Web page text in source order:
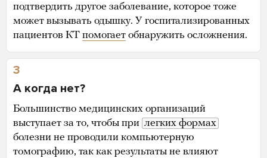
подтвердить другое заболевание, которое тоже
может вызывать одышку. У госпитализированных
пациентов КТ помогает обнаружить осложнения.
3
А когда нет?
Большинство медицинских организаций
выступает за то, чтобы при легких формах
болезни не проводили компьютерную
томографию, так как результаты не влияют